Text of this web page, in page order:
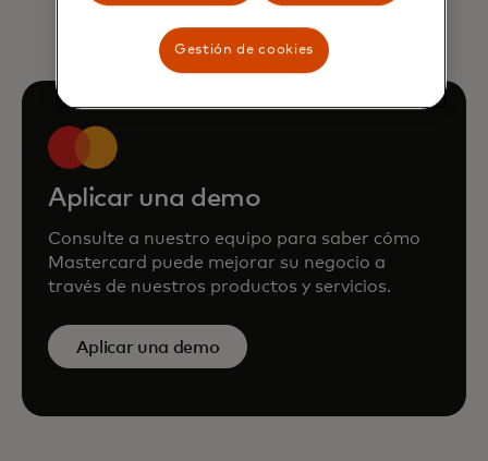
Aplicar una demo
Consulte a nuestro equipo para saber cómo
Mastercard puede mejorar su negocio a
través de nuestros productos y servicios.
Aplicar una demo
Gestión de cookies